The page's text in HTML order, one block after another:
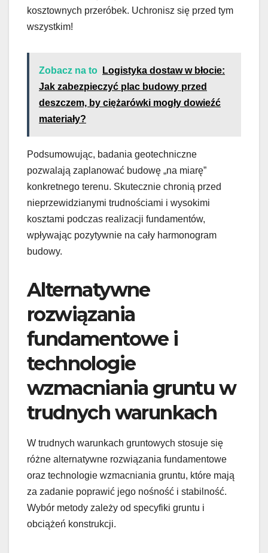
kosztownych przeróbek. Uchronisz się przed tym
wszystkim!
Zobacz na to
Logistyka dostaw w błocie:
Jak zabezpieczyć plac budowy przed
deszczem, by ciężarówki mogły dowieźć
materiały?
Podsumowując, badania geotechniczne
pozwalają zaplanować budowę „na miarę”
konkretnego terenu. Skutecznie chronią przed
nieprzewidzianymi trudnościami i wysokimi
kosztami podczas realizacji fundamentów,
wpływając pozytywnie na cały harmonogram
budowy.
Alternatywne
rozwiązania
fundamentowe i
technologie
wzmacniania gruntu w
trudnych warunkach
W trudnych warunkach gruntowych stosuje się
różne alternatywne rozwiązania fundamentowe
oraz technologie wzmacniania gruntu, które mają
za zadanie poprawić jego nośność i stabilność.
Wybór metody zależy od specyfiki gruntu i
obciążeń konstrukcji.